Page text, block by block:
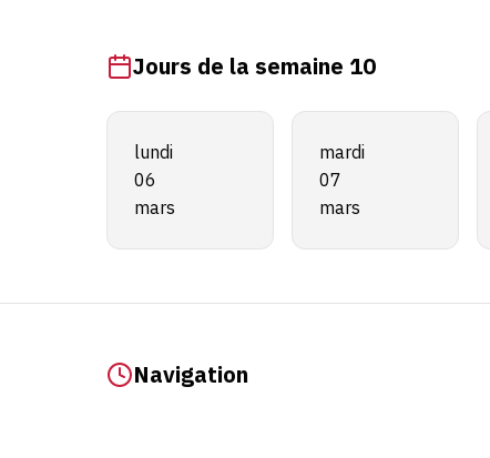
Jours de la semaine 10
lundi
06
mars
mardi
07
mars
Navigation